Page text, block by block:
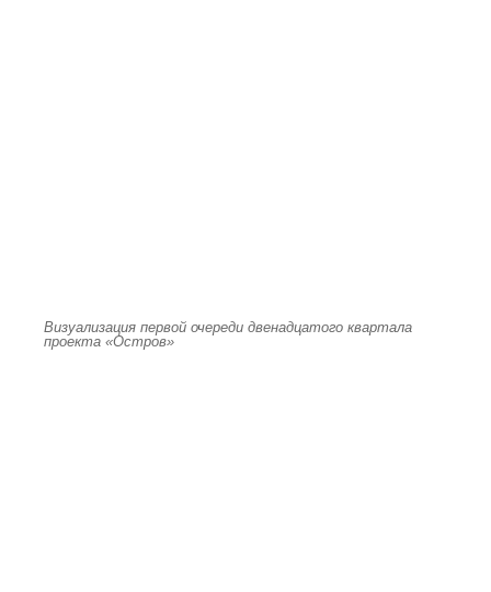
Визуализация первой очереди двенадцатого квартала
проекта «Остров»